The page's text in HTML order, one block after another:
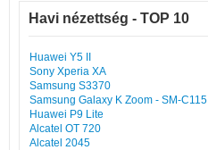
Havi nézettség - TOP 10
Huawei Y5 II
Sony Xperia XA
Samsung S3370
Samsung Galaxy K Zoom - SM-C115
Huawei P9 Lite
Alcatel OT 720
Alcatel 2045